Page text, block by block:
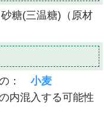
糖(三温糖)（原材
の： 小麦
内混入する可能性